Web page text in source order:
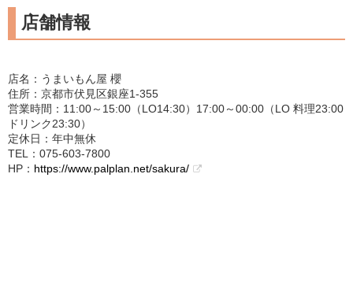
店舗情報
店名：うまいもん屋 櫻
住所：京都市伏見区銀座1-355
営業時間：11:00～15:00（LO14:30）17:00～00:00（LO 料理23:00
ドリンク23:30）
定休日：年中無休
TEL：075-603-7800
HP： https://www.palplan.net/sakura/